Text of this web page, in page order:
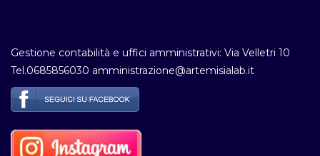
Gestione contabilità e uffici amministrativi: Via Velletri 10
Tel.0685856030 amministrazione@artemisialab.it